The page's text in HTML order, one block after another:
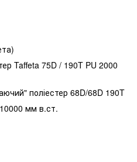
Taffeta 75D / 190T PU 2000
поліестер 68D/68D 190T
мм в.ст.